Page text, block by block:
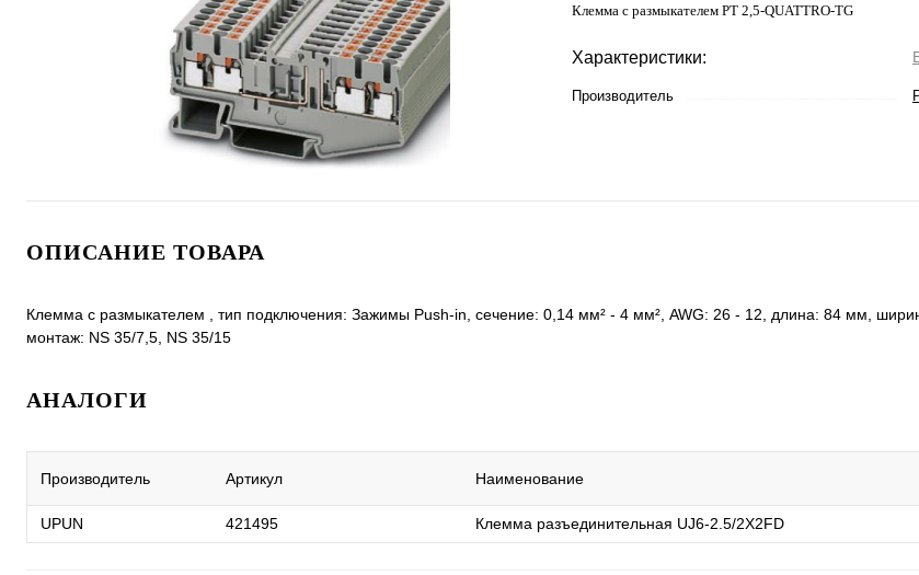
Клемма с размыкателем PT 2,5-QUATTRO-TG
Характеристики:
Производитель
ОПИСАНИЕ ТОВАРА
Клемма с размыкателем , тип подключения: Зажимы Push-in, cечение: 0,14 мм² - 4 мм², AWG: 26 - 12, длина: 84 мм,
монтаж: NS 35/7,5, NS 35/15
АНАЛОГИ
Производитель Артикул Наименование
UPUN 421495 Клемма разъединительная UJ6-2.5/2X2FD